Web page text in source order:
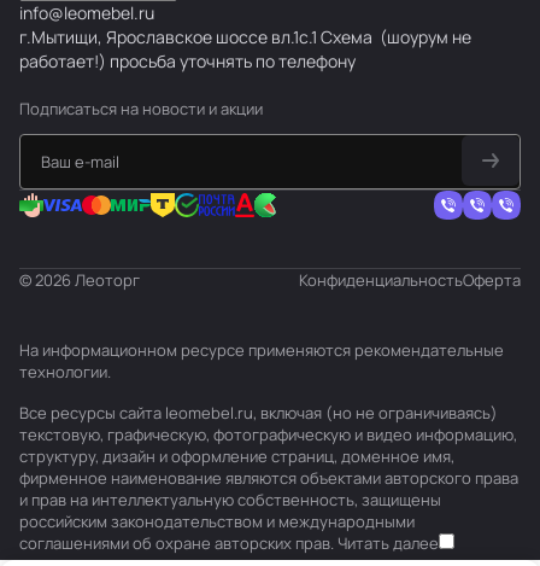
info@leomebel.ru
г.Мытищи, Ярославское шоссе вл.1с.1 Схема (шоурум не
работает!) просьба уточнять по телефону
Подписаться на новости и акции
© 2026 Леоторг КонфиденциальностьОферта
На информационном ресурсе применяются рекомендательные
технологии.
Все ресурсы сайта leomebel.ru, включая (но не ограничиваясь)
текстовую, графическую, фотографическую и видео информацию,
структуру, дизайн и оформление страниц, доменное имя,
фирменное наименование являются объектами авторского права
и прав на интеллектуальную собственность, защищены
российским законодательством и международными
соглашениями об охране авторских прав. Читать далее